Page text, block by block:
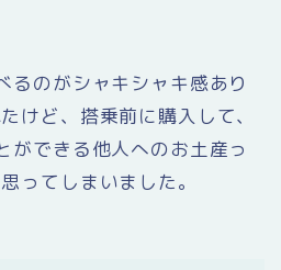
るのがシャキシャキ感あり
けど、搭乗前に購入して、
ができる他人へのお土産っ
ってしまいました。